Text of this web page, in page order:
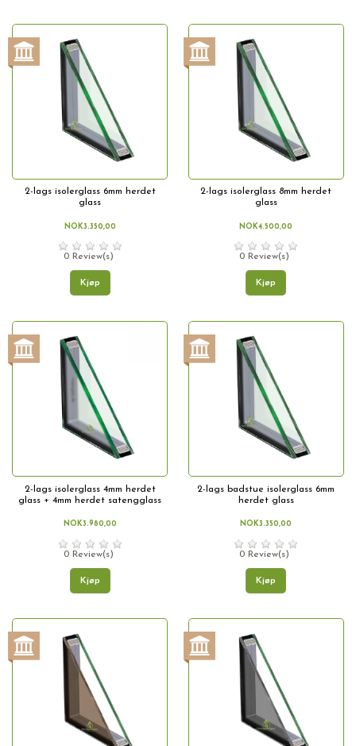
2-lags isolerglass 6mm herdet
glass
NOK3.350,00
0 Review(s)
Kjøp
2-lags isolerglass 8mm herdet
glass
NOK4.500,00
0 Review(s)
Kjøp
2-lags isolerglass 4mm herdet
glass + 4mm herdet satengglass
NOK3.980,00
0 Review(s)
Kjøp
2-lags badstue isolerglass 6mm
herdet glass
NOK3.350,00
0 Review(s)
Kjøp